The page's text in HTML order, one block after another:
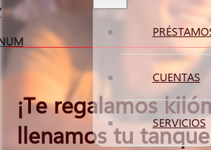
CUENTAS
SERVICIOS
¡Te regalamos
llenamos tu